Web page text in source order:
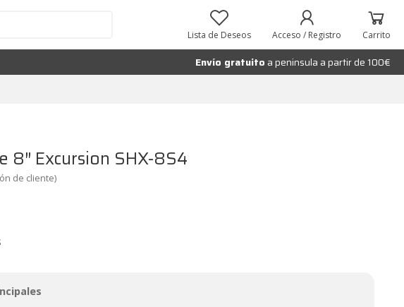
Lista de Deseos Acceso / Registro Carrito
Envío gratuito a peninsula a partir de 100€
8″ Excursion SHX-8S4
de cliente)
Añadir al carrito